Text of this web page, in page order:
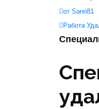
от Sanri81
Работа